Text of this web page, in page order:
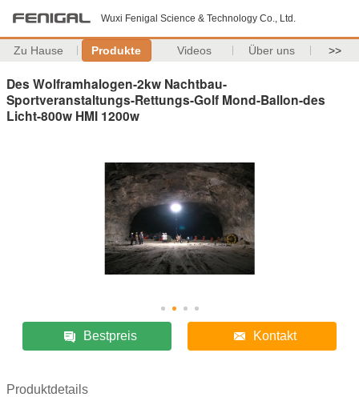
Wuxi Fenigal Science & Technology Co., Ltd.
Zu Hause Produkte Videos Über uns >>
Des Wolframhalogen-2kw Nachtbau-
Sportveranstaltungs-Rettungs-Golf Mond-Ballon-des
Licht-800w HMI 1200w
Bestpreis Kontakt
Produktdetails